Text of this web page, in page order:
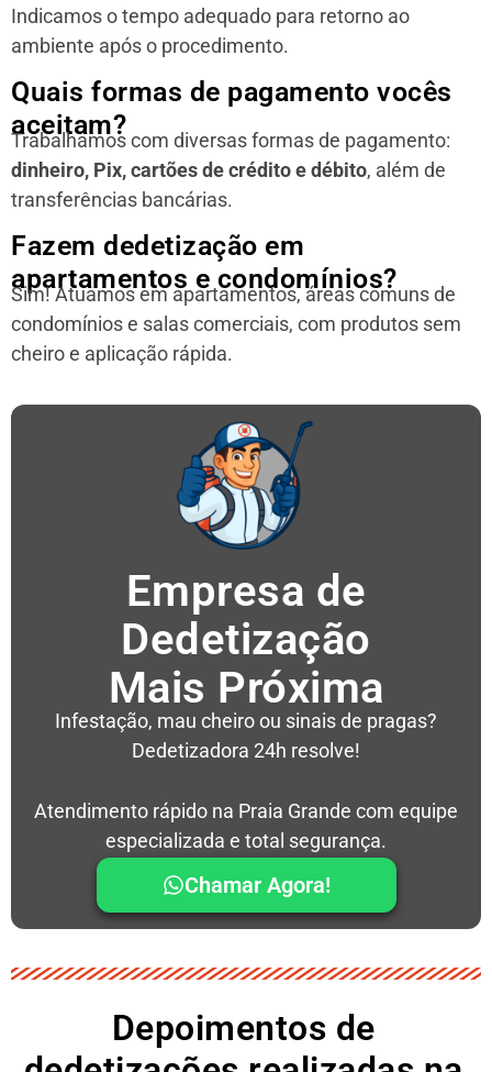
Indicamos o tempo adequado para retorno ao
ambiente após o procedimento.
Quais formas de pagamento vocês
aceitam?
Trabalhamos com diversas formas de pagamento:
dinheiro, Pix, cartões de crédito e débito, além de
transferências bancárias.
Fazem dedetização em
apartamentos e condomínios?
Sim! Atuamos em apartamentos, áreas comuns de
condomínios e salas comerciais, com produtos sem
cheiro e aplicação rápida.
Empresa de
Dedetização
Mais Próxima
Infestação, mau cheiro ou sinais de pragas?
Dedetizadora 24h resolve!
Atendimento rápido na Praia Grande com equipe
especializada e total segurança.
Chamar Agora!
Depoimentos de